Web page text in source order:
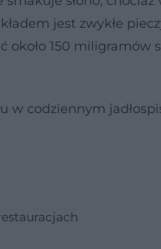
jest zwykłe
150 miligramów
w codziennym